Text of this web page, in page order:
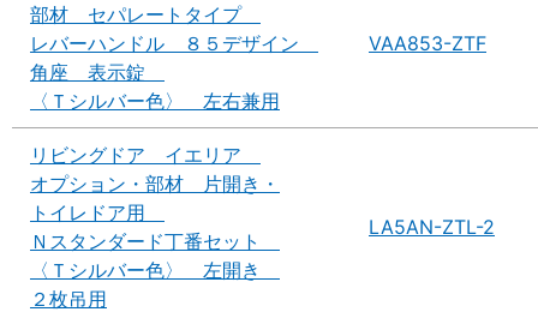
部材 セパレートタイプ
レバーハンドル ８５デザイン
角座 表示錠
〈Ｔシルバー色〉 左右兼用
VAA853-ZTF
リビングドア イエリア
オプション・部材 片開き・
トイレドア用
Ｎスタンダード丁番セット
〈Ｔシルバー色〉 左開き
２枚吊用
LA5AN-ZTL-2